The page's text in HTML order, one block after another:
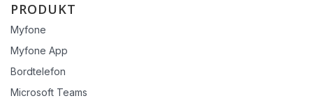
PRODUKT
Myfone
Myfone App
Bordtelefon
Microsoft Teams